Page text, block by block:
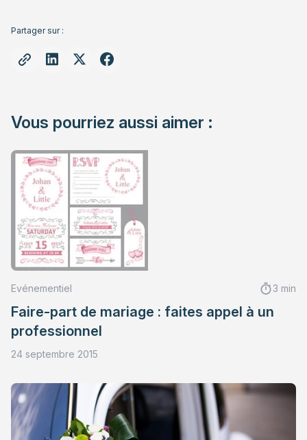
Partager sur :
Vous pourriez aussi aimer :
Evénementiel 3 min
Faire-part de mariage : faites appel à un
professionnel
24 septembre 2015